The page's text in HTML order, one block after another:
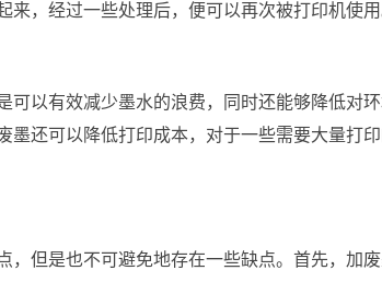
来，经过一些处理后，便可以再次被打印机使用
可以有效减少墨水的浪费，同时还能够降低对
墨还可以降低打印成本，对于一些需要大量打
，但是也不可避免地存在一些缺点。首先，加